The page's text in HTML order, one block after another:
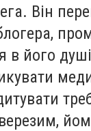
Він
в його